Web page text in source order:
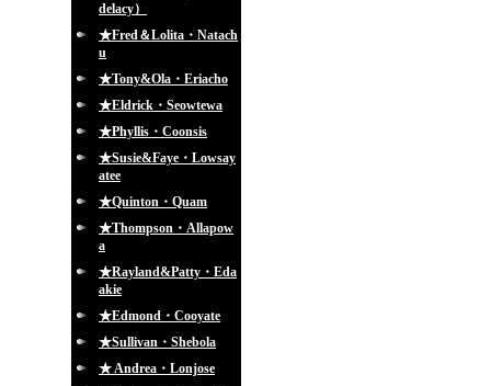
delacy）
★Fred＆Lolita・Natach
u
★Tony&Ola・Eriacho
★Eldrick・Seowtewa
★Phyllis・Coonsis
★Susie&Faye・Lowsay
atee
★Quinton・Quam
★Thompson・Allapow
a
★Rayland&Patty・Eda
akie
★Edmond・Cooyate
★Sullivan・Shebola
★ Andrea・Lonjose